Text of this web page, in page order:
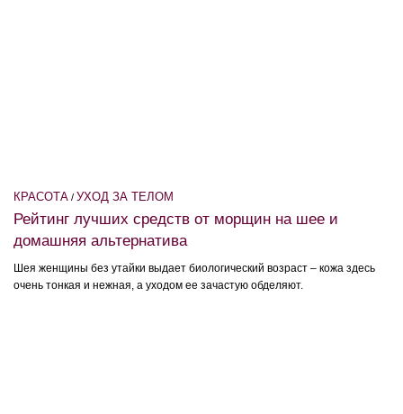
КРАСОТА / УХОД ЗА ТЕЛОМ
Рейтинг лучших средств от морщин на шее и
домашняя альтернатива
Шея женщины без утайки выдает биологический возраст – кожа здесь
очень тонкая и нежная, а уходом ее зачастую обделяют.